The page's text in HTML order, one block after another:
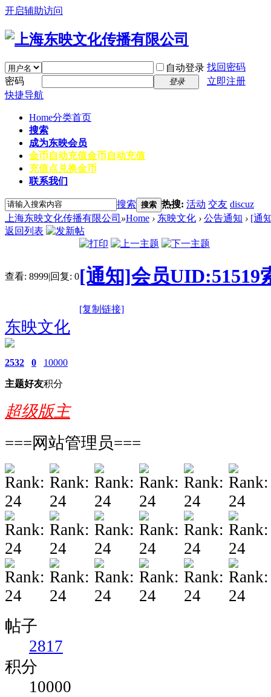
开启辅助访问
自动登录 找回密码
密码
登录
立即注册
快捷导航
Home分类首页
搜索
成为东映会员
金币自动充值金币自动充值
充值点兑换金币
联系我们
搜索 搜索 热搜: 活动 交友 discuz
上海东映文化传播有限公司 »Home › 东映文化 › 公告通知 › [通
返回列表
查看: 8999|回复: 0[通知]会员UID:51519
[复制链接]
东映文化
2532
主题
0
好友
10000
积分
超级版主
===网站管理员===
帖子
2817
积分
10000